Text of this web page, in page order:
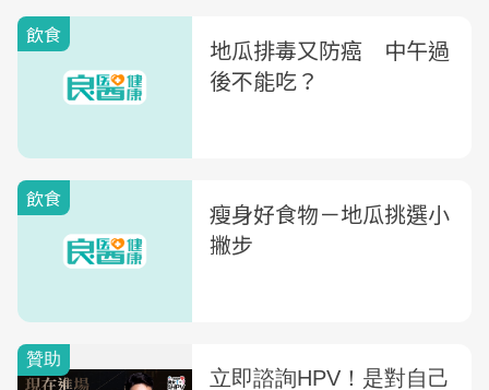
飲食
地瓜排毒又防癌 中午過
後不能吃？
飲食
瘦身好食物－地瓜挑選小
撇步